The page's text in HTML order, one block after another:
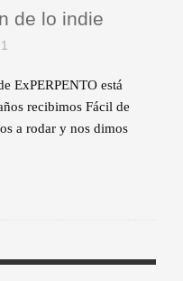
de lo indie
ExPERPENTO está
recibimos Fácil de
a rodar y nos dimos